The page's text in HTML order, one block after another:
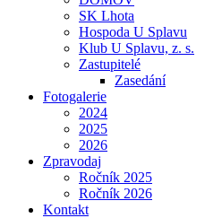
SK Lhota
Hospoda U Splavu
Klub U Splavu, z. s.
Zastupitelé
Zasedání
Fotogalerie
2024
2025
2026
Zpravodaj
Ročník 2025
Ročník 2026
Kontakt